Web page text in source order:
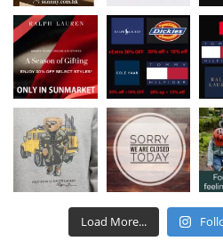
Load More...